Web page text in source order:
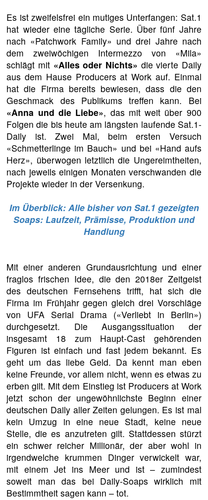
Es ist zweifelsfrei ein mutiges Unterfangen: Sat.1
hat wieder eine tägliche Serie. Über fünf Jahre
nach «Patchwork Family» und drei Jahre nach
dem zweiwöchigen Intermezzo von «Mila»
schlägt mit «Alles oder Nichts» die vierte Daily
aus dem Hause Producers at Work auf. Einmal
hat die Firma bereits bewiesen, dass die den
Geschmack des Publikums treffen kann. Bei
«Anna und die Liebe», das mit weit über 900
Folgen die bis heute am längsten laufende Sat.1-
Daily ist. Zwei Mal, beim ersten Versuch
«Schmetterlinge im Bauch» und bei «Hand aufs
Herz», überwogen letztlich die Ungereimtheiten,
nach jeweils einigen Monaten verschwanden die
Projekte wieder in der Versenkung.
Im Überblick: Alle bisher von Sat.1 gezeigten
Soaps: Laufzeit, Prämisse, Produktion und
Handlung
Mit einer anderen Grundausrichtung und einer
fraglos frischen Idee, die den 2018er Zeitgeist
des deutschen Fernsehens trifft, hat sich die
Firma im Frühjahr gegen gleich drei Vorschläge
von UFA Serial Drama («Verliebt in Berlin»)
durchgesetzt. Die Ausgangssituation der
insgesamt 18 zum Haupt-Cast gehörenden
Figuren ist einfach und fast jedem bekannt. Es
geht um das liebe Geld. Da kennt man eben
keine Freunde, vor allem nicht, wenn es etwas zu
erben gilt. Mit dem Einstieg ist Producers at Work
jetzt schon der ungewöhnlichste Beginn einer
deutschen Daily aller Zeiten gelungen. Es ist mal
kein Umzug in eine neue Stadt, keine neue
Stelle, die es anzutreten gilt. Stattdessen stürzt
ein schwer reicher Millionär, der aber wohl in
irgendwelche krummen Dinger verwickelt war,
mit einem Jet ins Meer und ist – zumindest
soweit man das bei Daily-Soaps wirklich mit
Bestimmtheit sagen kann – tot.